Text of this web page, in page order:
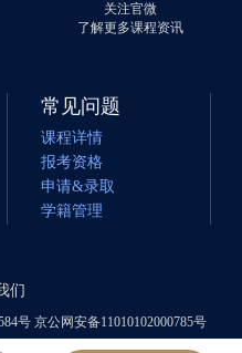
关注官微
了解更多课程资讯
常见问题
课程详情
报考资格
申请&录取
学籍管理
们
号 京公网安备11010102000785号